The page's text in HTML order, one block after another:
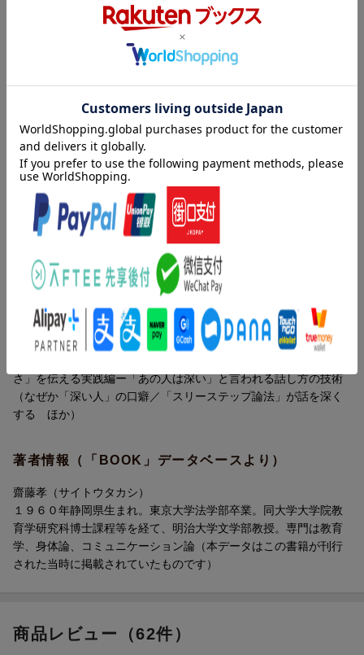
当たり前のことばかり述べる話
ポイントを押さえていない掘り下げ方の甘い話
具体性がなく、終始、漠然とした話
思い込みが強くて視野の狭い話
ものを知らない、知識のない人の話
思いつきだけで、思考の形跡がない話
人生観のない話
普遍的視点がない話
・・・これらは聞いている人に、「浅い」という印象を与える話
し方です。
情報や知識に乏しいというだけでなく、
その人自身が知的ではない印象を与えてしまうこともあります。
一方で、「深い話」ができる人は、
「あの人の話は示唆に富んでいる」、とまわりから好感をもたれ
思慮深く、ものごとの本質を知っている印象もありますので、
周囲からは「深い人」として一目置かれることになります。
はたして私たちは、その人の話のどこに、
本書は、ビジネスの場面はもちろん、
日常の会話やテレビ、ネットに出ている人の発言などまで、
私たちのまわりにあふれる「浅い話」の問題点を解き明かし、
す。
のようなもので、
それをどう伸ばしていけばいいのかを解説。
あわせて、「深さ」を強調する話し方のテクニックも紹介。
「浅い人」から「深みのある人」へと変わる44の戦略。
深い人は「感覚の変容」体験がある
内容紹介（「BOOK」データベースより）
せられている人にまで、「浅い話」の正体を解き明かす。心を動
かす「深い話」をする技術。
目次（「BOOK」データベースより）
第１章 「展開力」を伸ばすー話の「浅い人」、「深い人」の違
いはここだ（話の深さ、浅さは人間の「深さ」、「浅さ」である
／「深い話」をするために必要な３つの能力 ほか）／第２章
「本質把握力」を鍛えるー本質がわかっている人は、やっぱり深
い（なぜ、あの人の話は薄っぺらなのか／普遍的な部分にまで思
考できる人は深い ほか）／第３章 「具体化力」を引き出すー
深い人は「エピソード」をもっている（具体化する力が話を深く
さ」を伝える実践編ー「あの人は深い」と言われる話し方の技術
（なぜか「深い人」の口癖／「スリーステップ論法」が話を深く
する ほか）
著者情報（「BOOK」データベースより）
齋藤孝（サイトウタカシ）
１９６０年静岡県生まれ。東京大学法学部卒業。同大学大学院教
育学研究科博士課程等を経て、明治大学文学部教授。専門は教育
学、身体論、コミュニケーション論（本データはこの書籍が刊行
された当時に掲載されていたものです）
商品レビュー（62件）